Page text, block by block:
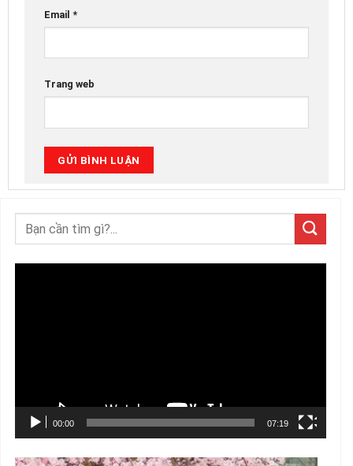
Email *
Trang web
00:00 07:19